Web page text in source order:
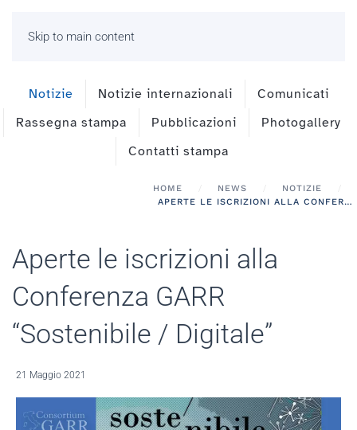
Skip to main content
Notizie Notizie internazionali
Comunicati
Rassegna stampa
Pubblicazioni
Photogallery
Contatti stampa
HOME NEWS
NOTIZIE
APERTE LE ISCRIZIONI ALLA CONFERENZA GARR “SOSTENIBILE / DIGITALE”
Aperte le iscrizioni alla
Conferenza GARR
“Sostenibile / Digitale”
21 Maggio 2021